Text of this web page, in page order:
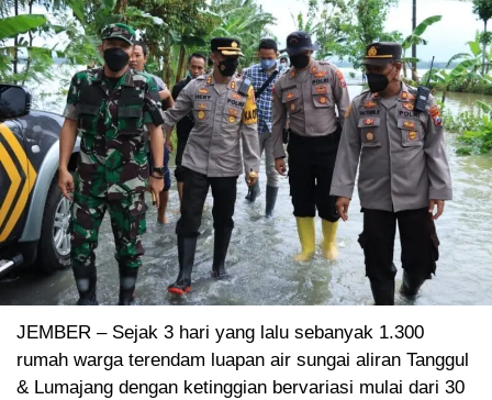
JEMBER – Sejak 3 hari yang lalu sebanyak 1.300
rumah warga terendam luapan air sungai aliran Tanggul
& Lumajang dengan ketinggian bervariasi mulai dari 30